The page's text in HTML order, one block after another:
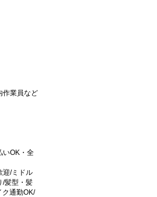
作業員など
いOK・全
迎/ミドル
/髪型・髪
ク通勤OK/